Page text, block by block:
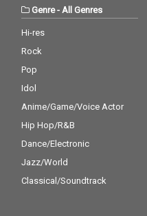
Genre-All Genres
Hi-res
Rock
Pop
Idol
Anime/Game/Voice Actor
Hip Hop/R&B
Dance/Electronic
Jazz/World
Classical/Soundtrack